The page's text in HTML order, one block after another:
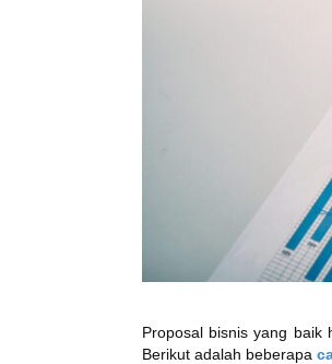
Proposal bisnis yang baik
Berikut adalah beberapa